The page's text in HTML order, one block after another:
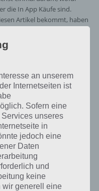
die In App Käufe sind.
Artikel bekommt, haben
ist der In App Kauf.
geprüft, wie teuer diese
gemacht. Hier die Liste:
€ pro 100 Juwele)
€ pro 100 Juwele)
€ pro 100 Juwele)
an unserem
Internetseiten ist
Sofern eine
unseres
in
jedoch eine
Daten
und
keine
wir generell eine